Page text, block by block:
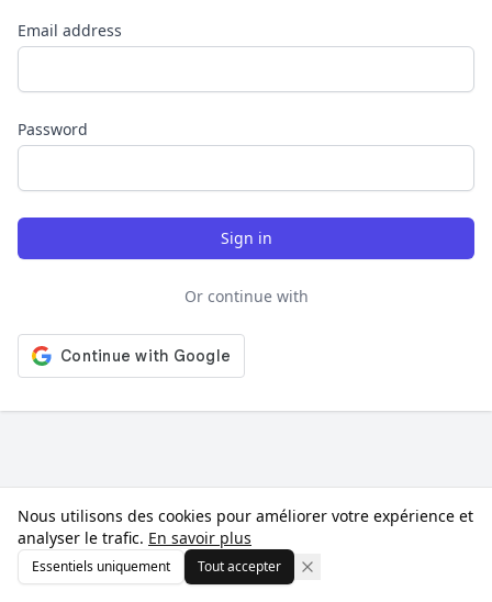
Email address
Password
Sign in
Or continue with
Nous utilisons des cookies pour améliorer votre expérience et
analyser le trafic. En savoir plus
Essentiels uniquement Tout accepter